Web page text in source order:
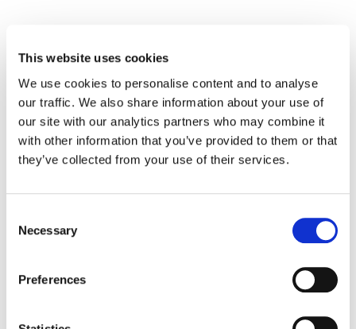
This website uses cookies
We use cookies to personalise content and to analyse
our traffic. We also share information about your use of
our site with our analytics partners who may combine it
with other information that you’ve provided to them or that
they’ve collected from your use of their services.
Selection
Necessary
Preferences
à l'épuisement, au burnout et à une
gamme de problèmes de santé physique
et mentale, tous ayant un impact
significatif sur leur performance et leur
engagement au travail.
Dans un contexte d'incertitudes économiques mondiales
chinoises cherchent à réviser stratégiquement leurs
structures corporatives et leurs stratégies commerciales
activités. Dans ces circonstances, la stabilité et la sécurité
de l'emploi deviennent des préoccupations principales.
Dans les milieux de travail chinois, caractérisés par la